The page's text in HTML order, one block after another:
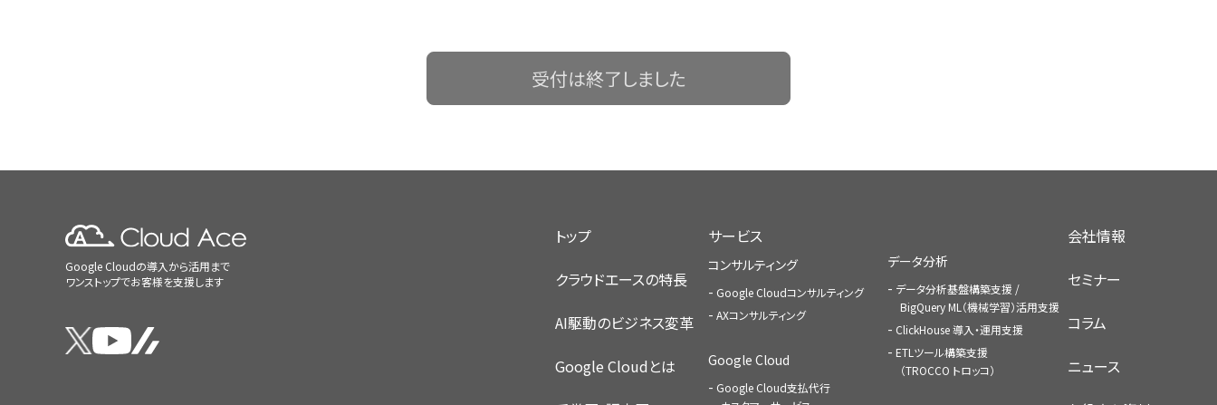
受付は終了しました
Google Cloudの導入から活用まで
ワンストップでお客様を支援します
トップ
クラウドエースの特長
AI駆動のビジネス変革
Google Cloudとは
サービス
コンサルティング
Google Cloudコンサルティング
AXコンサルティング
Google Cloud
Google Cloud支払代行
データ分析
データ分析基盤構築支援 /
BigQuery ML（機械学習）活用支援
ClickHouse 導入・運用支援
ETLツール構築支援
（TROCCO トロッコ）
会社情報
セミナー
コラム
ニュース